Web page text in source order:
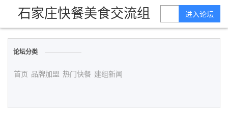
石家庄快餐美食交流组 进入论坛
论坛分类
首页 品牌加盟 热门快餐 建组新闻